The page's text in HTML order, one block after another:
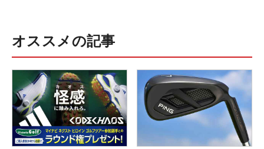
オススメの記事